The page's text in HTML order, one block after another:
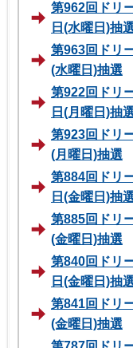
第962回ドリ
日(水曜日)抽
第963回ドリ
(水曜日)抽選
第922回ドリ
日(月曜日)抽
第923回ドリ
(月曜日)抽選
第884回ドリ
日(金曜日)抽
第885回ドリ
(金曜日)抽選
第840回ドリ
日(金曜日)抽
第841回ドリ
(金曜日)抽選